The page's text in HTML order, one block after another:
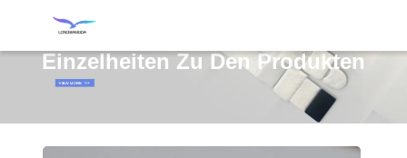
Einzelheiten Zu Den Produkten